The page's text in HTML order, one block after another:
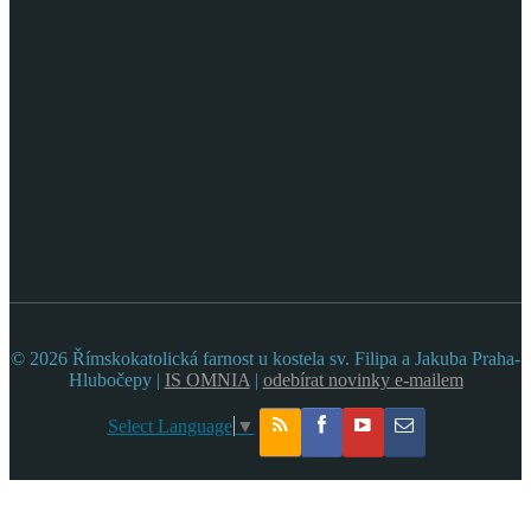
© 2026 Římskokatolická farnost u kostela sv. Filipa a Jakuba Praha-
Hlubočepy | IS OMNIA | odebírat novinky e-mailem
Select Language ▼